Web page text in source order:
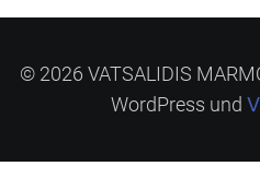
© 2026 VATSALIDIS
WordPress und